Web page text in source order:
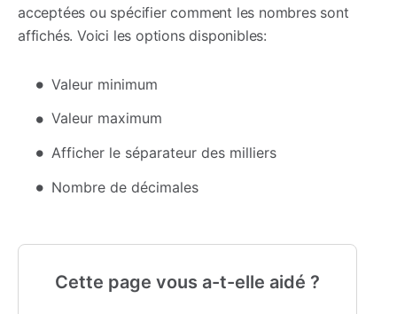
acceptées ou spécifier comment les nombres sont
affichés. Voici les options disponibles:
Valeur minimum
Valeur maximum
Afficher le séparateur des milliers
Nombre de décimales
Cette page vous a-t-elle aidé ?